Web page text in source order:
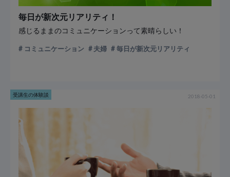
毎日が新次元リアリティ！
感じるままのコミュニケーションって素晴らしい！
コミュニケーション 夫婦 毎日が新次元リアリティ
受講生の体験談 2018-05-01